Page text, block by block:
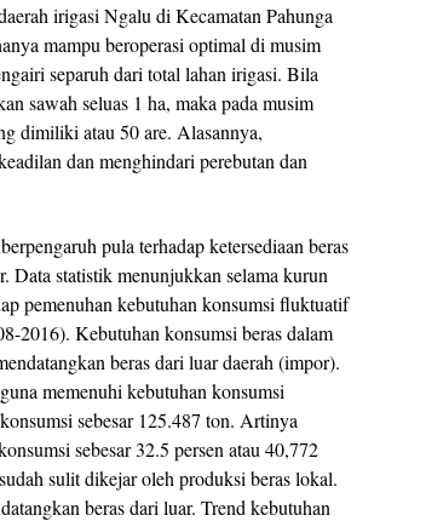
irigasi Ngalu di Kecamatan Pahunga
mampu beroperasi optimal di musim
separuh dari total lahan irigasi. Bila
sawah seluas 1 ha, maka pada musim
dimiliki atau 50 are. Alasannya,
dan menghindari perebutan dan
pula terhadap ketersediaan beras
Data statistik menunjukkan selama kurun
pemenuhan kebutuhan konsumsi fluktuatif
2016). Kebutuhan konsumsi beras dalam
beras dari luar daerah (impor).
memenuhi kebutuhan konsumsi
sebesar 125.487 ton. Artinya
sebesar 32.5 persen atau 40,772
sulit dikejar oleh produksi beras lokal.
beras dari luar. Trend kebutuhan